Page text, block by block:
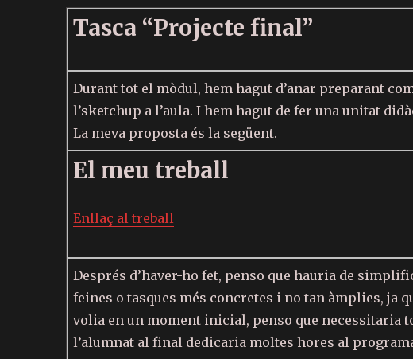
Tasca “Projecte final”
Durant tot el mòdul, hem hagut d’anar preparant
l’sketchup a l’aula. I hem hagut de fer una unitat
La meva proposta és la següent.
El meu treball
Enllaç al treball
Després d’haver-ho fet, penso que hauria de
feines o tasques més concretes i no tan àmplies, ja
volia en un moment inicial, penso que necessitaria
l’alumnat al final dedicaria moltes hores al